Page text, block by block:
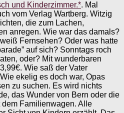
und Kinderzimmer.*. Mal
vom Verlag Wartberg. Witzig
die zum Lachen,
anregen. Wie war das damals?
Fernsehen? Oder was hatte
auf sich? Sonntags roch
oder? Mit wunderbaren
Wie saß der Vater
ekelig es doch war, Opas
zu suchen. Es wird nichts
das Wunder von Bern oder die
Familienwagen. Alle